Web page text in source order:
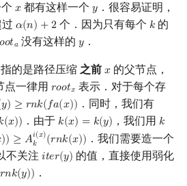
𝑥
x 都有这样一个𝑦
y．很容易证明，
𝛼(𝑛) +2
α(n)+ 2 个．因为只有每个 𝑘
k 的
𝑜𝑡𝑎
ota 没有这样的𝑦
y ．
指的是路径压缩 之前 𝑥
x 的父节点，
点一律用𝑟𝑜𝑜𝑡𝑥
rootx 表示．对于每个存
𝑦) ≥ 𝑟𝑛𝑘(𝑓𝑎(𝑥))
)≥ rn k(fa(x)) ．同时，我们有
(𝑥))
(x)) ．由于 𝑘(𝑥) = 𝑘(𝑦)
k(x)= k( y) ，我们用 𝑘
k
)) ≥ 𝐴𝑖(𝑥)
𝑘
(𝑟𝑛𝑘(𝑥))
≥A ki (x)( nk(x)) ．我们需要造一个
不关注𝑖𝑡𝑒𝑟(𝑦)
iter(y) 的值，直接使用弱化
𝑟𝑛𝑘(𝑦))
y)) ．